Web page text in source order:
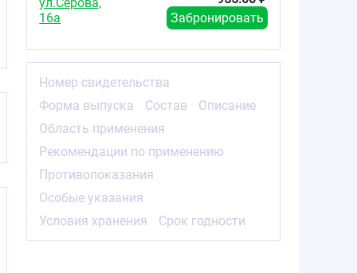
16а
Забронировать
Номер свидетельства
Форма выпуска
Состав
Описание
Область применения
Рекомендации по применению
Противопоказания
Особые указания
Условия хранения
Срок годности